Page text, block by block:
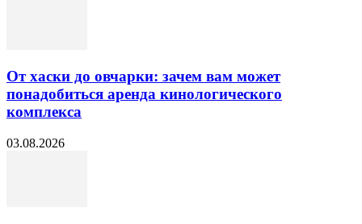
От хаски до овчарки: зачем вам может
понадобиться аренда кинологического
комплекса
03.08.2026